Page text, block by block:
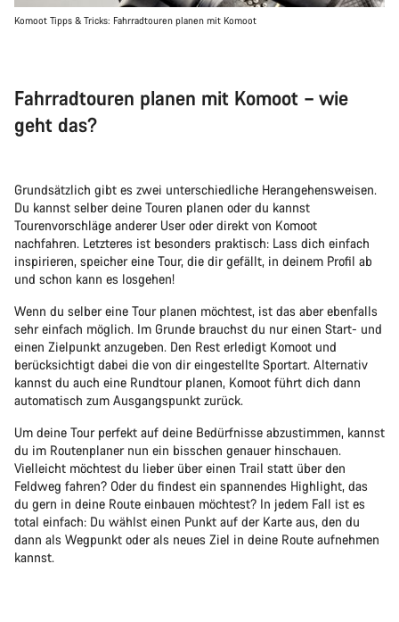
Komoot Tipps & Tricks: Fahrradtouren planen mit Komoot
Fahrradtouren planen mit Komoot – wie
geht das?
Grundsätzlich gibt es zwei unterschiedliche Herangehensweisen.
Du kannst selber deine Touren planen oder du kannst
Tourenvorschläge anderer User oder direkt von Komoot
nachfahren. Letzteres ist besonders praktisch: Lass dich einfach
inspirieren, speicher eine Tour, die dir gefällt, in deinem Profil ab
und schon kann es losgehen!
Wenn du selber eine Tour planen möchtest, ist das aber ebenfalls
sehr einfach möglich. Im Grunde brauchst du nur einen Start- und
einen Zielpunkt anzugeben. Den Rest erledigt Komoot und
berücksichtigt dabei die von dir eingestellte Sportart. Alternativ
kannst du auch eine Rundtour planen, Komoot führt dich dann
automatisch zum Ausgangspunkt zurück.
Um deine Tour perfekt auf deine Bedürfnisse abzustimmen, kannst
du im Routenplaner nun ein bisschen genauer hinschauen.
Vielleicht möchtest du lieber über einen Trail statt über den
Feldweg fahren? Oder du findest ein spannendes Highlight, das
du gern in deine Route einbauen möchtest? In jedem Fall ist es
total einfach: Du wählst einen Punkt auf der Karte aus, den du
dann als Wegpunkt oder als neues Ziel in deine Route aufnehmen
kannst.